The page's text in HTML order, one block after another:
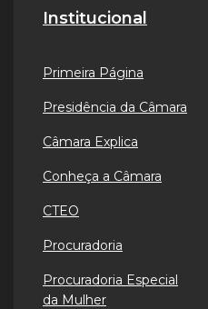
Institucional
Primeira Página
Presidência da Câmara
Câmara Explica
Conheça a Câmara
CTEO
Procuradoria
Procuradoria Especial
da Mulher